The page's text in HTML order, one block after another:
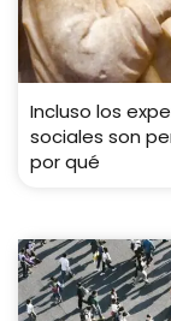
Incluso los
sociales son
por qué